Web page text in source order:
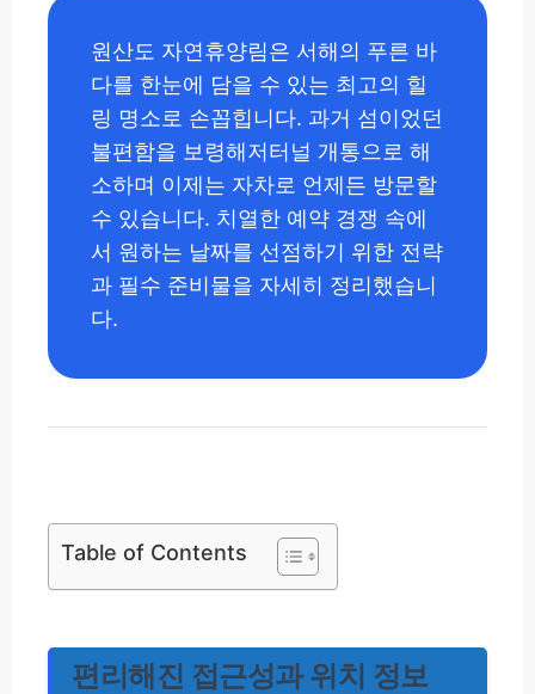
원산도 자연휴양림은 서해의 푸른 바
다를 한눈에 담을 수 있는 최고의 힐
링 명소로 손꼽힙니다. 과거 섬이었던
불편함을 보령해저터널 개통으로 해
소하며 이제는 자차로 언제든 방문할
수 있습니다. 치열한 예약 경쟁 속에
서 원하는 날짜를 선점하기 위한 전략
과 필수 준비물을 자세히 정리했습니
다.
Table of Contents
편리해진 접근성과 위치 정보